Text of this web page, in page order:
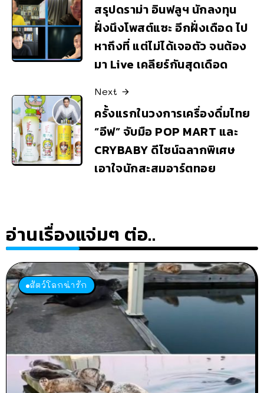
สรุปดราม่า อินฟลูฯ นักลงทุน
ฝั่งนึงโพสต์แซะ อีกฝั่งเดือด ไป
หาถึงที่ แต่ไม่ได้เจอตัว จนต้อง
มา Live เคลียร์กันสุดเดือด
Next
ครั้งแรกในวงการเครื่องดื่มไทย
“อีฟ” จับมือ POP MART และ
CRYBABY ดีไซน์ฉลากพิเศษ
เอาใจนักสะสมอาร์ตทอย
อ่านเรื่องแจ่มๆ ต่อ..
สัตว์โลกน่ารัก